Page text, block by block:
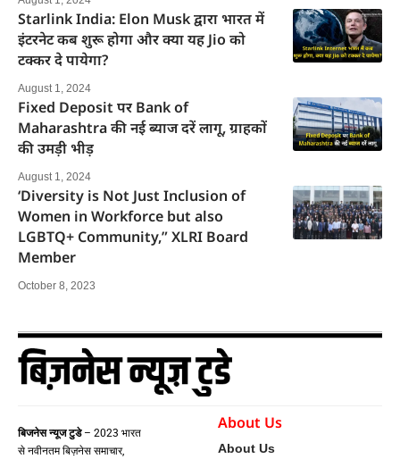
Starlink India: Elon Musk द्वारा भारत में
इंटरनेट कब शुरू होगा और क्या यह Jio को
टक्कर दे पायेगा?
August 1, 2024
Fixed Deposit पर Bank of
Maharashtra की नई ब्याज दरें लागू, ग्राहकों
की उमड़ी भीड़
August 1, 2024
‘Diversity is Not Just Inclusion of
Women in Workforce but also
LGBTQ+ Community,” XLRI Board
Member
October 8, 2023
बिजनेस न्यूज टुडे– 2023 भारत
से नवीनतम बिज़नेस समाचार,
About Us
About Us